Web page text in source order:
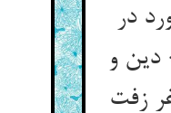
در
و
زفت